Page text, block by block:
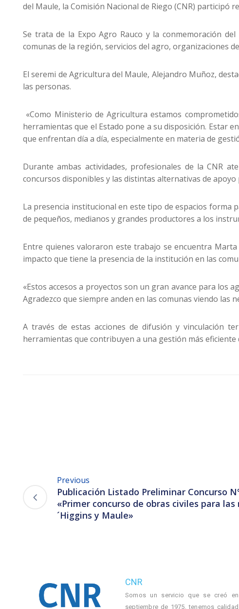
del Maule, la Comisión Nacional de Riego (CNR) participó
Se trata de la Expo Agro Rauco y la conmemoración
comunas de la región, servicios del agro, organizaciones
El seremi de Agricultura del Maule, Alejandro Muñoz,
las personas.
«Como Ministerio de Agricultura estamos
herramientas que el Estado pone a su disposición. Estar
que enfrentan día a día, especialmente en materia de
Durante ambas actividades, profesionales de la CNR
concursos disponibles y las distintas alternativas de
La presencia institucional en este tipo de espacios forma
de pequeños, medianos y grandes productores a los
Entre quienes valoraron este trabajo se encuentra
impacto que tiene la presencia de la institución en las
«Estos accesos a proyectos son un gran avance para los
Agradezco que siempre anden en las comunas viendo
A través de estas acciones de difusión y vinculación
herramientas que contribuyen a una gestión más
Previous
Publicación Listado Preliminar Concurso
«Primer concurso de obras civiles para las
´Higgins y Maule»
CNR
Somos un servicio que se creó en
septiembre de 1975, tenemos calidad